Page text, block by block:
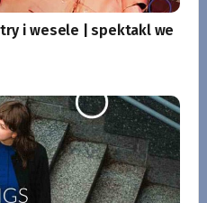
i wesele | spektakl we